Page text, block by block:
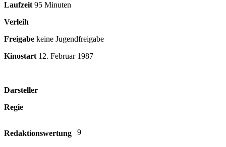
Laufzeit95 Minuten
Verleih
Freigabe keine Jugendfreigabe
Kinostart 12. Februar 1987
Darsteller
Regie
Redaktionswertung 9